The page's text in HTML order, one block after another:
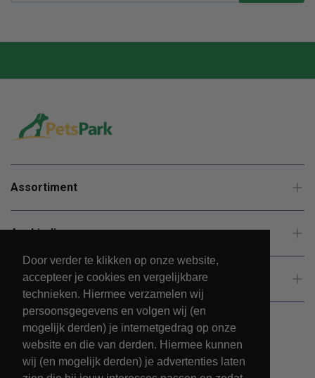
Door verder te klikken op onze website,
accepteer je cookies en vergelijkbare
technieken. Hiermee verzamelen wij
persoonsgegevens en volgen wij (en
mogelijk derden) je internetgedrag op onze
website en die van derden. Hiermee kunnen
wij (en mogelijk derden) je advertenties laten
Assortiment
Aanbiedingen
Klantenservice